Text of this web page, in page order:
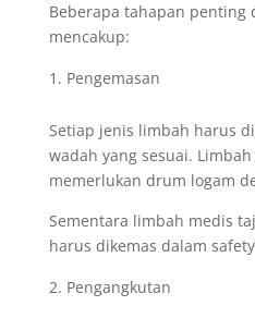
Beberapa tahapan penting
mencakup:
Pengemasan
Setiap jenis limbah harus
wadah yang sesuai.
memerlukan drum logam
Sementara limbah medis
harus dikemas dalam
Pengangkutan